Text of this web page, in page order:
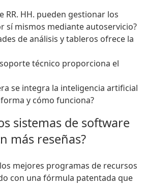
RR. HH. pueden gestionar los
sí mismos mediante autoservicio?
de análisis y tableros ofrece la
técnico proporciona el
se integra la inteligencia artificial
y cómo funciona?
sistemas de software
más reseñas?
mejores programas de recursos
con una fórmula patentada que